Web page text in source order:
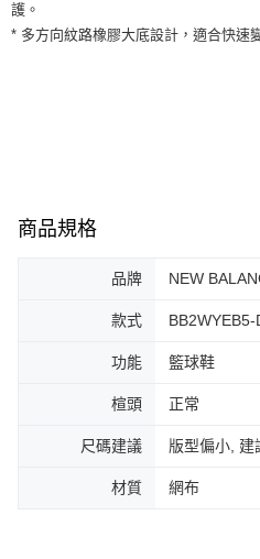
２．訂單成立數日內，您將收到繳費通
※ 交易是否成功請以「AFTEE先享後
【注意事項】
易，需依本服務之必要範圍內提供個人
２．關於個人資料處理事宜，請瀏覽以
３．未成年的使用者請事先徵得法定代
「AFTEE先享後付」，若未經同意申辦
４．使用「AFTEE先享後付」時，將
請求用戶進行身份認證。
恩沛科技股份有限公司將有權停止該用
付款後全家取貨
每筆NT$60，滿NT$1,500(含以上)
宅配
護。
* 多方向紋路橡膠大底設計，適合快速
商品規格
品牌 NEW
款式 BB2WYEB5-
功能 籃球鞋
楦頭 正常
尺碼建議 版型偏小, 建
材質 網布